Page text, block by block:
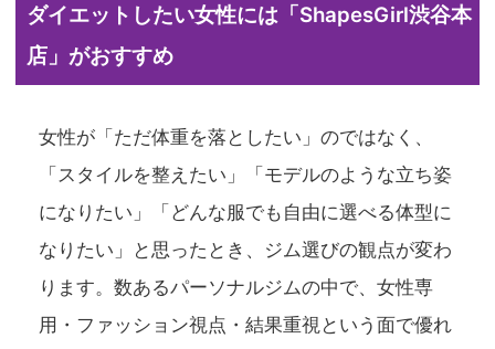
ダイエットしたい女性には「ShapesGirl渋谷本
店」がおすすめ
女性が「ただ体重を落としたい」のではなく、
「スタイルを整えたい」「モデルのような立ち姿
になりたい」「どんな服でも自由に選べる体型に
なりたい」と思ったとき、ジム選びの観点が変わ
ります。数あるパーソナルジムの中で、女性専
用・ファッション視点・結果重視という面で優れ